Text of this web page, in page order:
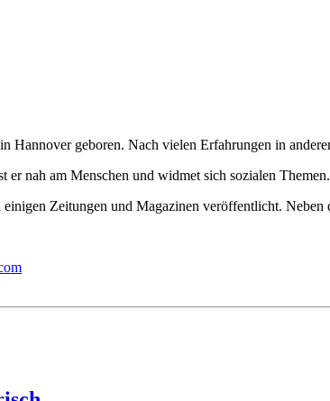
Hannover geboren. Nach vielen Erfahrungen in
er nah am Menschen und widmet sich sozialen
Zeitungen und Magazinen veröffentlicht.